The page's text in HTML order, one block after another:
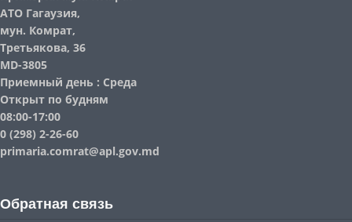
АТО Гагаузия,
мун. Комрат,
Третьякова, 36
MD-3805
Приемный день : Среда
Открыт по будням
08:00-17:00
0 (298) 2-26-60
primaria.comrat@apl.gov.md
Обратная связь